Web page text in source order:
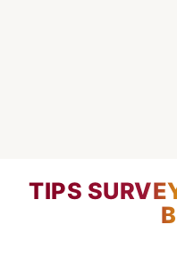
TIPS